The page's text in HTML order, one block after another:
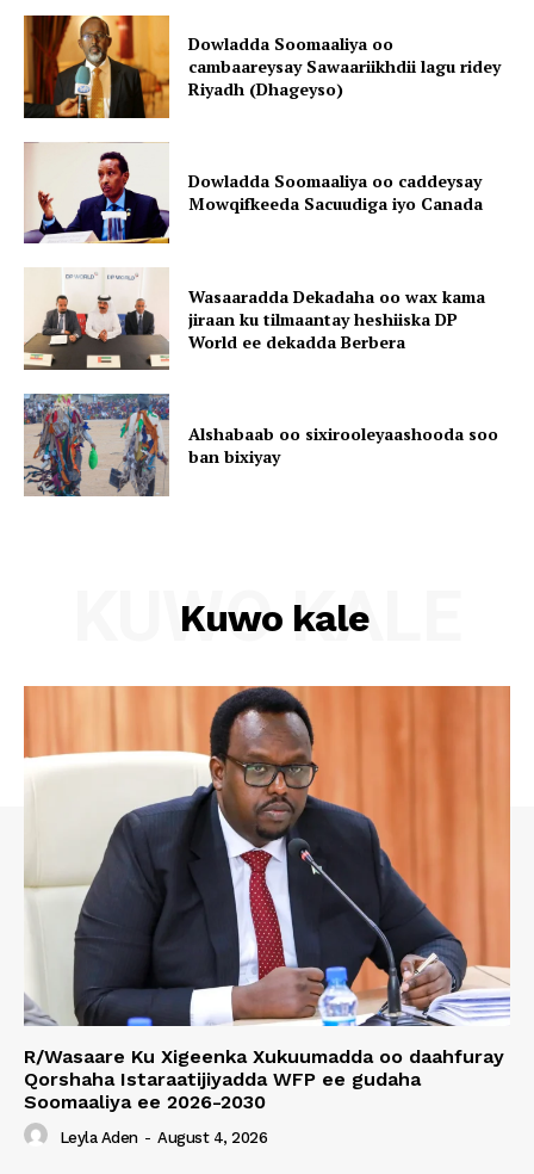
Dowladda Soomaaliya oo
cambaareysay Sawaariikhdii lagu ridey
Riyadh (Dhageyso)
Dowladda Soomaaliya oo caddeysay
Mowqifkeeda Sacuudiga iyo Canada
Wasaaradda Dekadaha oo wax kama
jiraan ku tilmaantay heshiiska DP
World ee dekadda Berbera
Alshabaab oo sixirooleyaashooda soo
ban bixiyay
Kuwo kale
KUWO KALE
R/Wasaare Ku Xigeenka Xukuumadda oo daahfuray
Qorshaha Istaraatijiyadda WFP ee gudaha
Soomaaliya ee 2026-2030
Leyla Aden - August 4, 2026